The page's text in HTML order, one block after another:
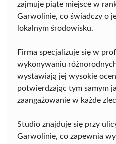
zajmuje piąte miejsce w
Garwolinie, co świadczy o
lokalnym środowisku.
Firma specjalizuje się w
wykonywaniu
wystawiają jej wysokie
potwierdzając tym samym
zaangażowanie w każde
Studio znajduje się przy
Garwolinie, co zapewnia